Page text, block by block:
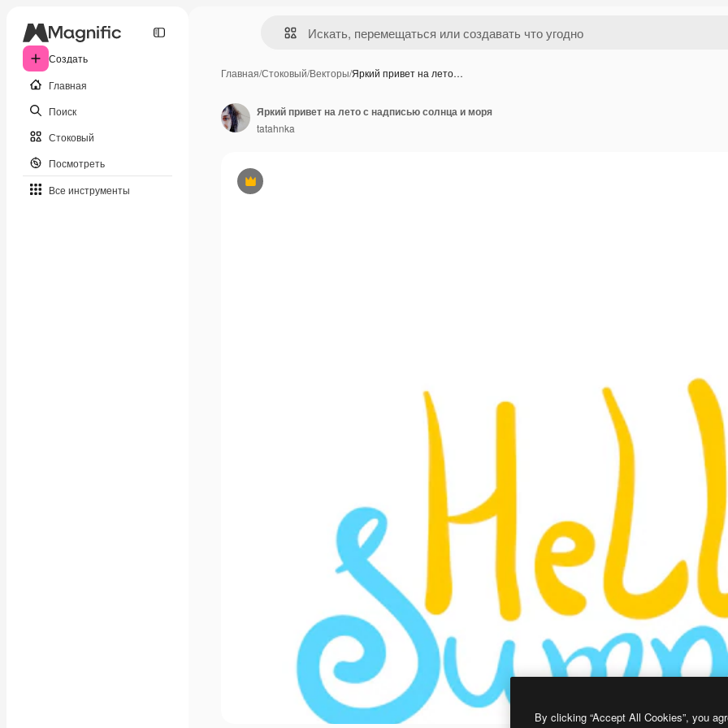
Создать
Главная
Поиск
Стоковый
Посмотреть
Все инструменты
Главная/Стоковый/Векторы/Яркий привет на лето…
Премиум
Яркий привет на лето с надписью солнца и моря
tatahnka
By clicking “Accept All Cookies”, you